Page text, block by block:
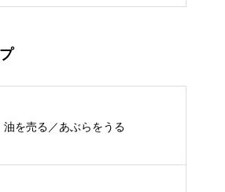
油を売る／あぶらをうる